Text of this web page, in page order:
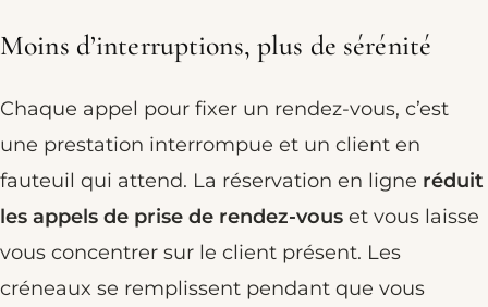
Moins d’interruptions, plus de sérénité
Chaque appel pour fixer un rendez-vous, c’est
une prestation interrompue et un client en
fauteuil qui attend. La réservation en ligne réduit
les appels de prise de rendez-vous et vous laisse
vous concentrer sur le client présent. Les
créneaux se remplissent pendant que vous